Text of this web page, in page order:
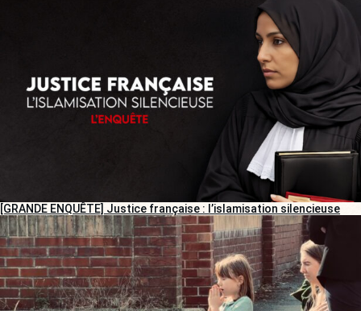
[GRANDE ENQUÊTE] Justice française : l’islamisation silencieuse